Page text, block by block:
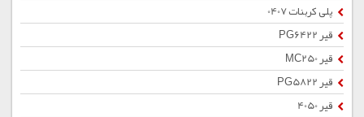
پلی کربنات 0407
قیر PG6422
قیر MC250
قیر PG5822
قیر 4050